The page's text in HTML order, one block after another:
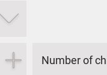
Number of